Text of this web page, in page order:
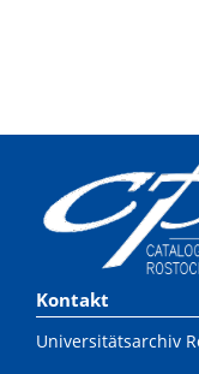
Kontakt
Universitätsarchiv